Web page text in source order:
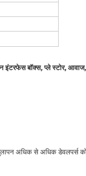
इंटरफेस बॉक्स, प्ले स्टोर, आवाज,
अधिक से अधिक डेवलपर्स